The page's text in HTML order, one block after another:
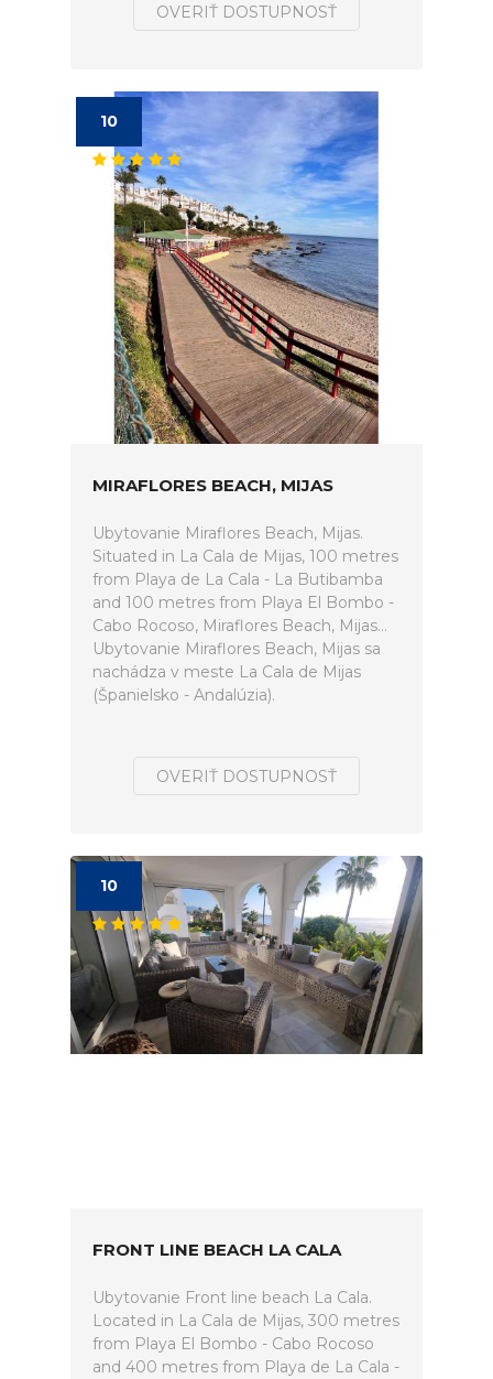
OVERIŤ DOSTUPNOSŤ
10
MIRAFLORES BEACH, MIJAS
Ubytovanie Miraflores Beach, Mijas.
Situated in La Cala de Mijas, 100 metres
from Playa de La Cala - La Butibamba
and 100 metres from Playa El Bombo -
Cabo Rocoso, Miraflores Beach, Mijas...
Ubytovanie Miraflores Beach, Mijas sa
nachádza v meste La Cala de Mijas
(Španielsko - Andalúzia).
OVERIŤ DOSTUPNOSŤ
10
FRONT LINE BEACH LA CALA
Ubytovanie Front line beach La Cala.
Located in La Cala de Mijas, 300 metres
from Playa El Bombo - Cabo Rocoso
and 400 metres from Playa de La Cala -